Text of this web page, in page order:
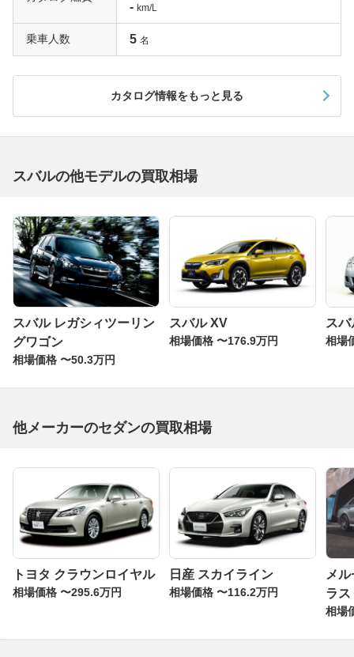
対向4気筒NAを搭載したグレードが250Tです。他のグレ
ードはすべて2Lであり、大排気量NAのゆとりある走りを
実現したグレードだと言えるでしょう。パワーは175ps、
トルクは23.5kgmで、今となっては驚くほどの数字ではあ
りませんが、車両重量は1400kgしかないので、気持ちの
良い走りが楽しめます。エアスクープのないボンネットや
15インチのアルミホイールなど、主張しすぎないルック
を申し込んでみましょう。
- km/L
乗車人数 5 名
カタログ情報をもっと見る
スバルの他モデルの買取相場
スバル レガシィツーリン
グワゴン
相場価格 〜50.3万円
スバル XV
相場価格 〜176.9万円
ス
相場
他メーカーのセダンの買取相場
トヨタ クラウンロイヤル
相場価格 〜295.6万円
日産 スカイライン
相場価格 〜116.2万円
メ
ラス
相場